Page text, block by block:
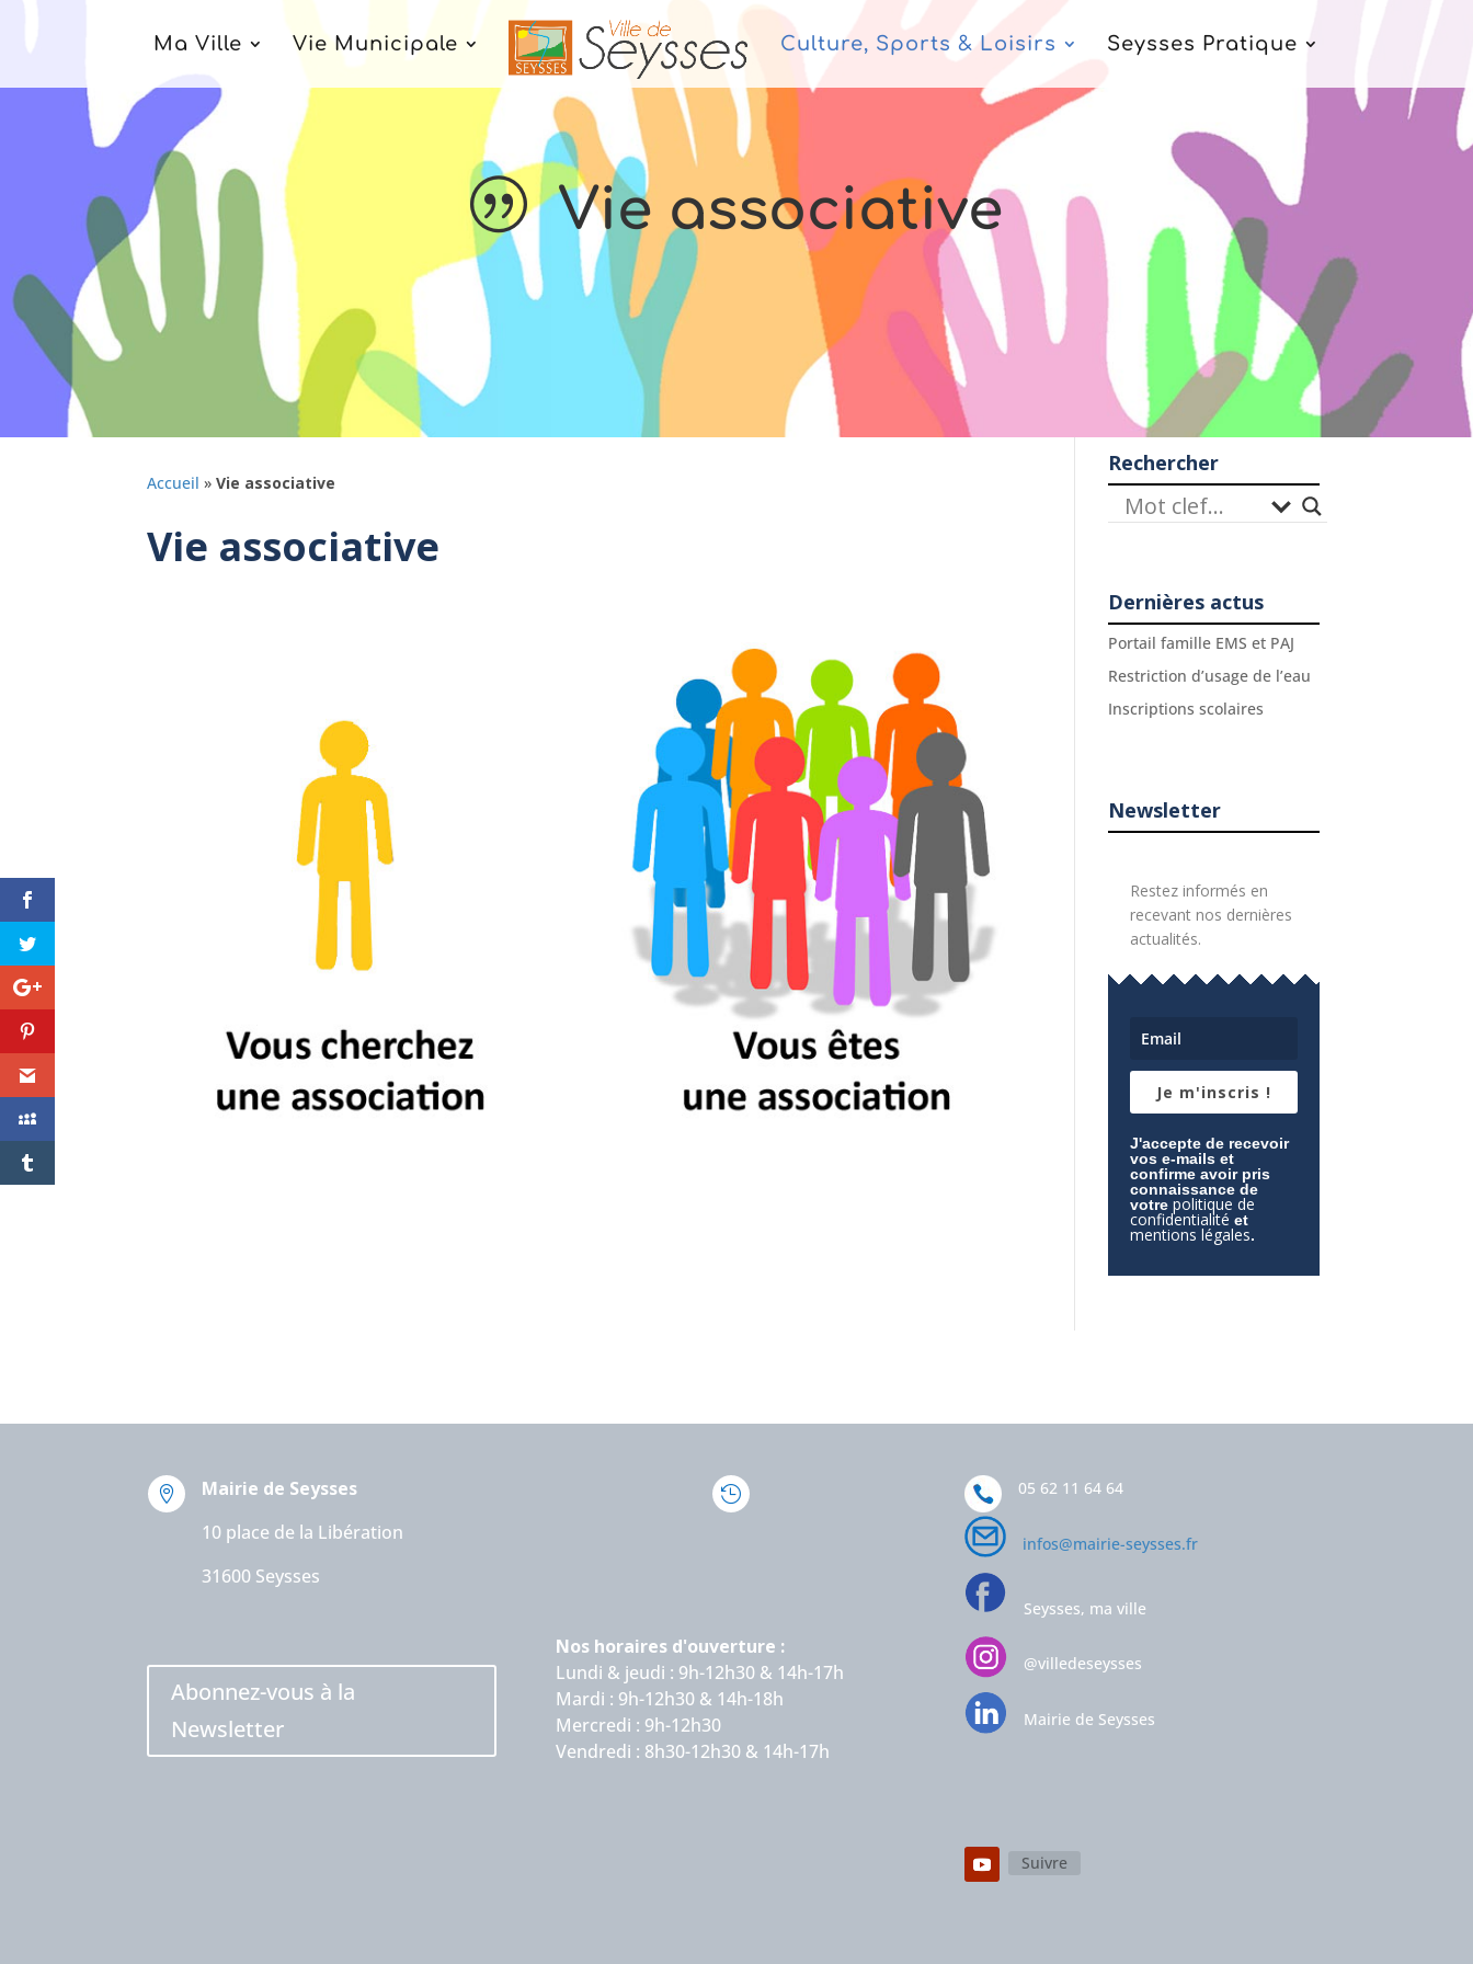
Ma Ville Vie Municipale Culture, Sports & Loisirs Seysses Pratique
Vie associative
Accueil »Vie associative
Vie associative
Rechercher
Dernières actus
Portail famille EMS et PAJ
Restriction d’usage de l’eau
Inscriptions scolaires
Newsletter
Restez informés en
recevant nos dernières
actualités.
Je m'inscris !
J'accepte de recevoir
vos e-mails et
confirme avoir pris
connaissance de
votre politique de
confidentialité et
mentions légales.

Mairie de Seysses
10 place de la Libération
31600 Seysses
Abonnez-vous à la
Newsletter

Nos horaires d'ouverture :
Lundi & jeudi : 9h-12h30 & 14h-17h
Mardi : 9h-12h30 & 14h-18h
Mercredi : 9h-12h30
Vendredi : 8h30-12h30 & 14h-17h
05 62 11 64 64
infos@mairie-seysses.fr
Seysses, ma ville
@villedeseysses
Mairie de Seysses
Suivre